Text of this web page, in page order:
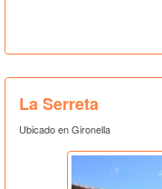
La Serreta
Ubicado en Gironella